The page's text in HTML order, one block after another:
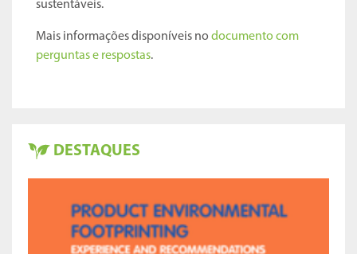
sustentáveis.
Mais informações disponíveis no documento com
perguntas e respostas.
DESTAQUES